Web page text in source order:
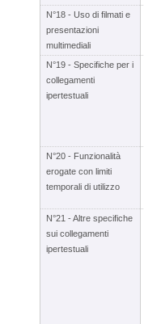
N°18 - Uso di filmati e
presentazioni
multimediali
N°19 - Specifiche per i
collegamenti
ipertestuali
N°20 - Funzionalità
erogate con limiti
temporali di utilizzo
N°21 - Altre specifiche
sui collegamenti
ipertestuali